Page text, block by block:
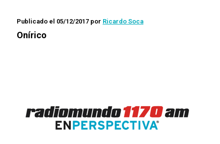
Publicado el 05/12/2017 por Ricardo Soca
Onírico